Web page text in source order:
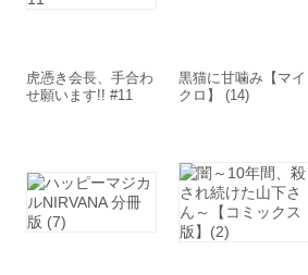
虎憑き会長、手合わ
せ願います!! #11
黒猫に甘噛み【マイ
クロ】 (14)